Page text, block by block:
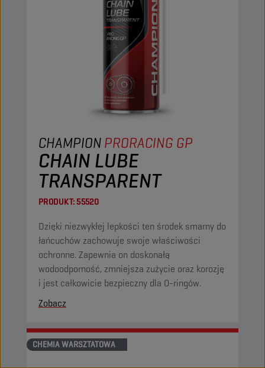
CHAMPIONPRORACING GP
CHAIN LUBE
TRANSPARENT
PRODUKT:55520
Dzięki niezwykłej lepkości ten środek smarny do
łańcuchów zachowuje swoje właściwości
ochronne. Zapewnia on doskonałą
wodoodporność, zmniejsza zużycie oraz korozję
i jest całkowicie bezpieczny dla O-ringów.
Zobacz
CHEMIA WARSZTATOWA